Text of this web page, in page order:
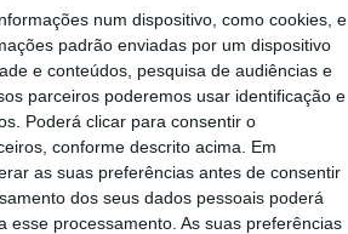
num dispositivo, como cookies, e
padrão enviadas por um dispositivo
e conteúdos, pesquisa de audiências e
parceiros poderemos usar identificação e
Poderá clicar para consentir o
conforme descrito acima. Em
as suas preferências antes de consentir
dos seus dados pessoais poderá
esse processamento. As suas preferências
Fusco
Kyle